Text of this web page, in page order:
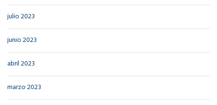
julio 2023
junio 2023
abril 2023
marzo 2023